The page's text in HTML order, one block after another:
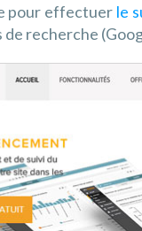
pour effectuer le
recherche